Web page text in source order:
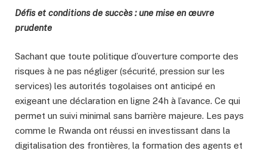
Défis et conditions de succès : une mise en œuvre
prudente
Sachant que toute politique d’ouverture comporte des
risques à ne pas négliger (sécurité, pression sur les
services) les autorités togolaises ont anticipé en
exigeant une déclaration en ligne 24h à l’avance. Ce qui
permet un suivi minimal sans barrière majeure. Les pays
comme le Rwanda ont réussi en investissant dans la
digitalisation des frontières, la formation des agents et